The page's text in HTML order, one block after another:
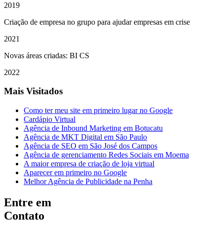
2019
Criação de empresa no grupo para ajudar empresas em crise
2021
Novas áreas criadas: BI CS
2022
Mais Visitados
Como ter meu site em primeiro lugar no Google
Cardápio Virtual
Agência de Inbound Marketing em Botucatu
Agência de MKT Digital em São Paulo
Agência de SEO em São José dos Campos
Agência de gerenciamento Redes Sociais em Moema
A maior empresa de criação de loja virtual
Aparecer em primeiro no Google
Melhor Agência de Publicidade na Penha
Entre em
Contato